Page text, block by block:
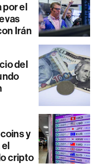
por el
Irán
del
y
cripto